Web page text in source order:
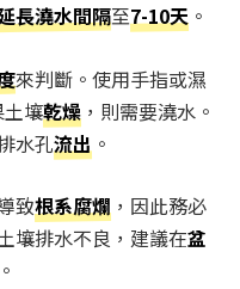
長澆水間隔至7-10天 。
來判斷。使用手指或濕
土壤乾燥 ，則需要澆水。
水孔流出 。
致根系腐爛 ，因此務必
壤排水不良，建議在盆
。